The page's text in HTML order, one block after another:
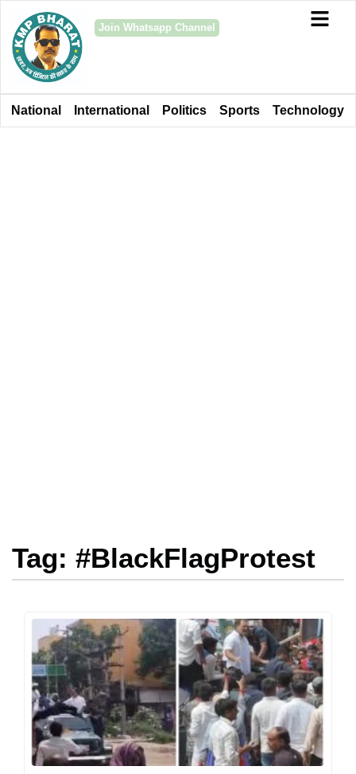
Join Whatsapp Channel
National International Politics Sports Technology
Tag: #BlackFlagProtest